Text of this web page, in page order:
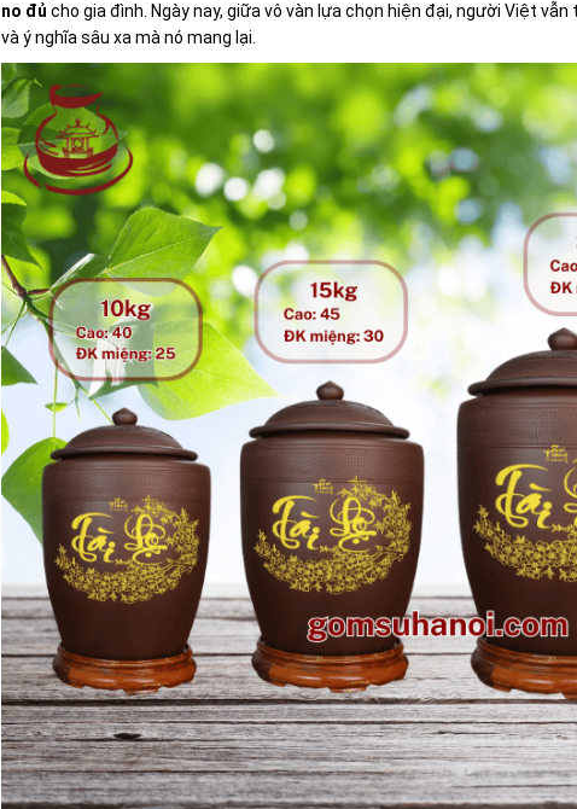
no đủ cho gia đình. Ngày nay, giữa vô vàn lựa chọn hiện đại, người Việt vẫn
và ý nghĩa sâu xa mà nó mang lại.